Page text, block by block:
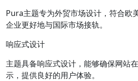
Pura主题专为外贸市场设计，符合欧
企业更好地与国际市场接轨。
响应式设计
主题具备响应式设计，能够确保网站
示，提供良好的用户体验。